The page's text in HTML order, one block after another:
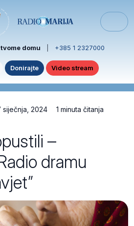
domu +385 1 2327000
Donirajte Video stream
siječnja, 2024 1 minuta čitanja
–
dramu